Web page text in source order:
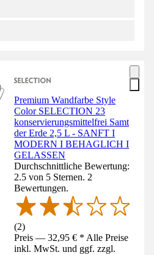
Premium Wandfarbe Style
Color SELECTION 23
konservierungsmittelfrei Samt
der Erde 2,5 L - SANFT I
MODERN I BEHAGLICH I
GELASSEN
Durchschnittliche Bewertung:
2.5 von 5 Sternen. 2
Bewertungen.
(2)
Preis — 32,95 € * Alle Preise
inkl. MwSt. und ggf. zzgl.